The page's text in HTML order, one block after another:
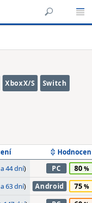
XboxX/S Switch
44 dní) PC 80
63 dní) Android 75